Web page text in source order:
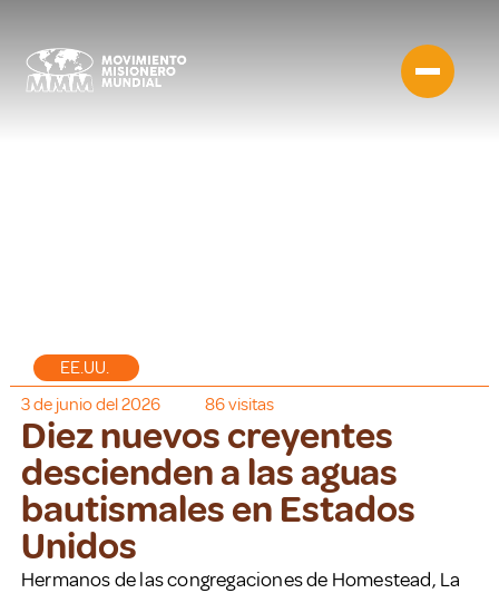
EE.UU.
3 de junio del 2026
86visitas
Diez nuevos creyentes
descienden a las aguas
bautismales en Estados
Unidos
Hermanos de las congregaciones de Homestead, La